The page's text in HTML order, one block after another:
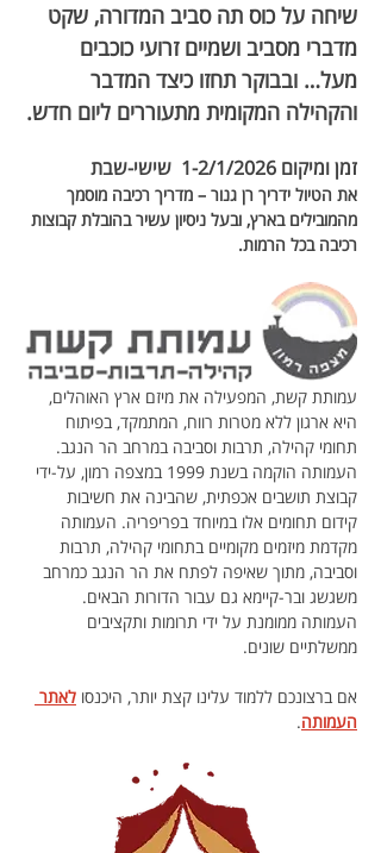
שיחה על כוס תה סביב המדורה, שקט
מדברי מסביב ושמיים זרועי כוכבים
מעל… ובבוקר תחזו כיצד המדבר
והקהילה המקומית מתעוררים ליום חדש.
זמן ומיקום 1-2/1/2026  שישי-שבת
את הטיול ידריך רן גנור – מדריך רכיבה מוסמך
מהמובילים בארץ, ובעל ניסיון עשיר בהובלת קבוצות
רכיבה בכל הרמות.
עמותת קשת, המפעילה את מיזם ארץ האוהלים,
היא ארגון ללא מטרות רווח, המתמקד, בפיתוח
תחומי קהילה, תרבות וסביבה במרחב הר הנגב.
העמותה הוקמה בשנת 1999 במצפה רמון, על-ידי
קבוצת תושבים אכפתית, שהבינה את חשיבות
קידום תחומים אלו במיוחד בפריפריה. העמותה
מקדמת מיזמים מקומיים בתחומי קהילה, תרבות
וסביבה, מתוך שאיפה לפתח את הר הנגב כמרחב
משגשג ובר-קיימא גם עבור הדורות הבאים.
העמותה ממומנת על ידי תרומות ותקציבים
ממשלתיים שונים.
אם ברצונכם ללמוד עלינו קצת יותר, היכנסו לאתר
העמותה.